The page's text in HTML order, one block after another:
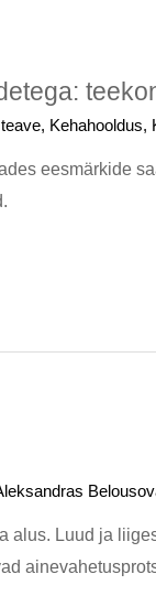
, Kehahooldus,
eesmärkide
alus. Luud ja